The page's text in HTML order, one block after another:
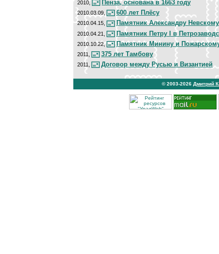
2010, Пенза, основана в 1663 году
2010.03.09, 600 лет Плёсу
2010.04.15, Памятник Александру
2010.04.21, Памятник Петру I в
2010.10.22, Памятник Минину и
2011, 375 лет Тамбову
2011, Договор между Русью и Византией
© 2003-2026 Дмитрий